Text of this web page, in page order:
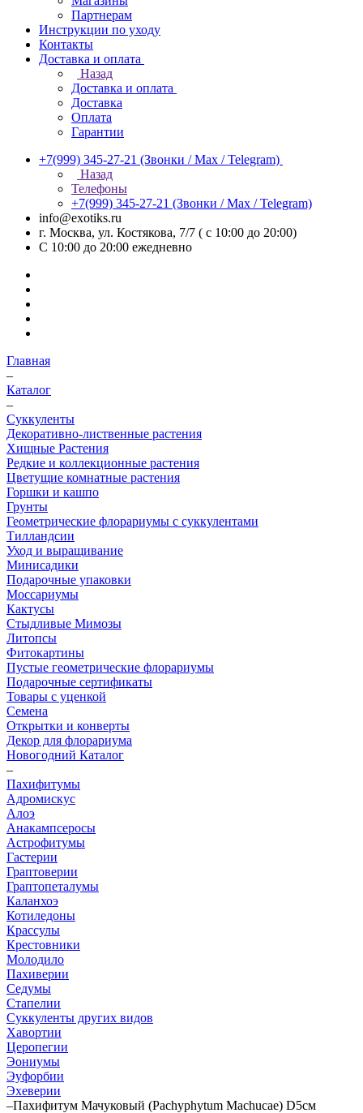
Партнерам
Инструкции по уходу
Контакты
Доставка и оплата
Назад
Доставка и оплата
Доставка
Оплата
Гарантии
+7(999) 345-27-21 (Звонки / Max / Telegram)
Назад
Телефоны
+7(999) 345-27-21 (Звонки / Max / Telegram)
info@exotiks.ru
г. Москва, ул. Костякова, 7/7 ( с 10:00 до 20:00)
С 10:00 до 20:00 ежедневно
Главная
–
Каталог
–
Суккуленты
Декоративно-лиственные растения
Хищные Растения
Редкие и коллекционные растения
Цветущие комнатные растения
Горшки и кашпо
Грунты
Геометрические флорариумы с суккулентами
Тилландсии
Уход и выращивание
Минисадики
Подарочные упаковки
Моссариумы
Кактусы
Стыдливые Мимозы
Литопсы
Фитокартины
Пустые геометрические флорариумы
Подарочные сертификаты
Товары с уценкой
Семена
Открытки и конверты
Декор для флорариума
Новогодний Каталог
–
Пахифитумы
Адромискус
Алоэ
Анакампсеросы
Астрофитумы
Гастерии
Граптоверии
Граптопеталумы
Каланхоэ
Котиледоны
Крассулы
Крестовники
Молодило
Пахиверии
Седумы
Стапелии
Суккуленты других видов
Хавортии
Церопегии
Эониумы
Эуфорбии
Эхеверии
–Пахифитум Мачуковый (Pachyphytum Machucae) D5см